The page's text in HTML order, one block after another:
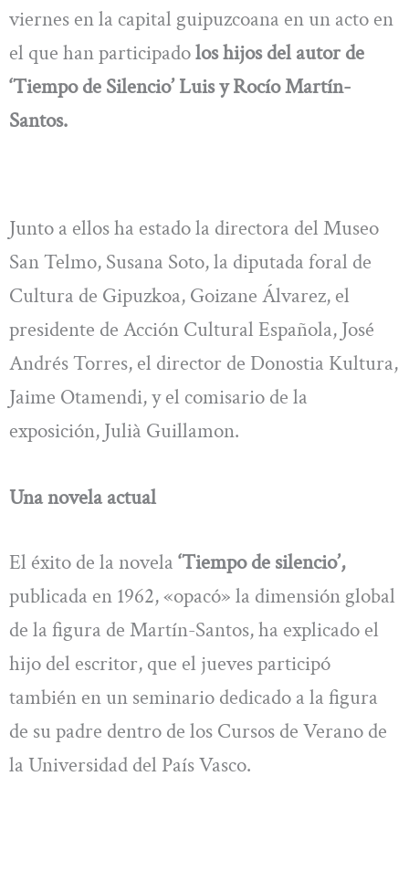
viernes en la capital guipuzcoana en un acto en
el que han participadolos hijos del autor de
‘Tiempo de Silencio’ Luis y Rocío Martín-
Santos.
Junto a ellos ha estado la directora del Museo
San Telmo, Susana Soto, la diputada foral de
Cultura de Gipuzkoa, Goizane Álvarez, el
presidente de Acción Cultural Española, José
Andrés Torres, el director de Donostia Kultura,
Jaime Otamendi, y el comisario de la
exposición, Julià Guillamon.
Una novela actual
El éxito de la novela ‘Tiempo de silencio’,
publicada en 1962, «opacó» la dimensión global
de la figura de Martín-Santos, ha explicado el
hijo del escritor, que el jueves participó
también en un seminario dedicado a la figura
de su padre dentro de los Cursos de Verano de
la Universidad del País Vasco.